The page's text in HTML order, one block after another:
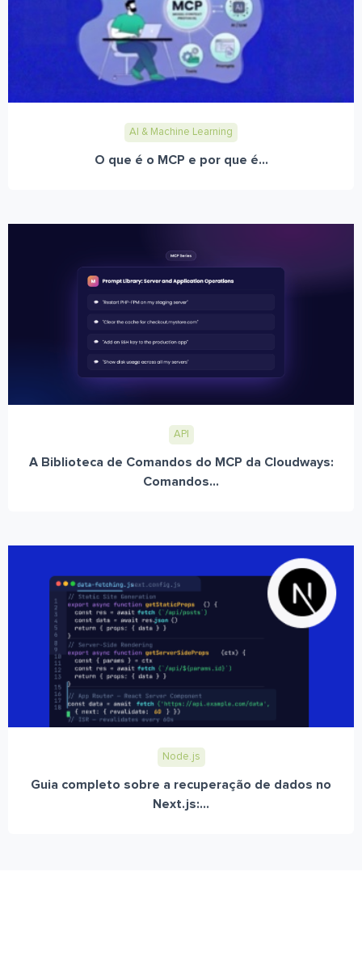
AI & Machine Learning
O que é o MCP e por que é...
API
A Biblioteca de Comandos do MCP da Cloudways:
Comandos...
Node.js
Guia completo sobre a recuperação de dados no
Next.js:...